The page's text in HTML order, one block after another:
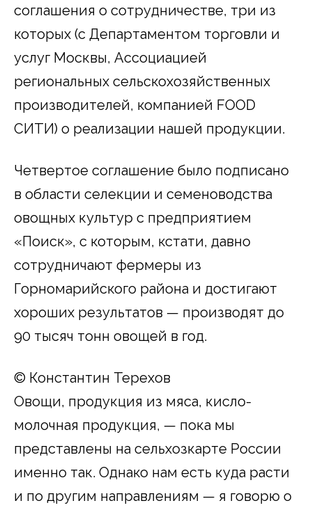
соглашения о сотрудничестве, три из
которых (с Департаментом торговли и
услуг Москвы, Ассоциацией
региональных сельскохозяйственных
производителей, компанией FOOD
СИТИ) о реализации нашей продукции.
Четвертое соглашение было подписано
в области селекции и семеноводства
овощных культур с предприятием
«Поиск», с которым, кстати, давно
сотрудничают фермеры из
Горномарийского района и достигают
хороших результатов — производят до
90 тысяч тонн овощей в год.
© Константин Терехов
Овощи, продукция из мяса, кисло-
молочная продукция, — пока мы
представлены на сельхозкарте России
именно так. Однако нам есть куда расти
и по другим направлениям — я говорю о